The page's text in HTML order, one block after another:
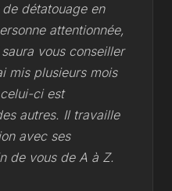
détatouage en
attentionnée,
vous conseiller
mis plusieurs mois
ci est
autres. Il travaille
avec ses
de vous de A à Z.